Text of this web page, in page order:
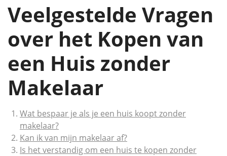
Veelgestelde Vragen
over het Kopen van
een Huis zonder
Makelaar
Wat bespaar je als je een huis koopt zonder
makelaar?
Kan ik van mijn makelaar af?
Is het verstandig om een huis te kopen zonder